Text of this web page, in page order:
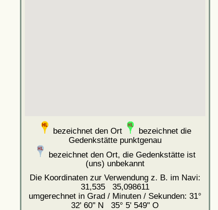
bezeichnet den Ort
bezeichnet die
Gedenkstätte punktgenau
bezeichnet den Ort, die Gedenkstätte ist
(uns) unbekannt
Die Koordinaten zur Verwendung z. B. im Navi:
31,535 35,098611
umgerechnet in Grad / Minuten / Sekunden: 31°
32' 60'' N 35° 5' 549'' O